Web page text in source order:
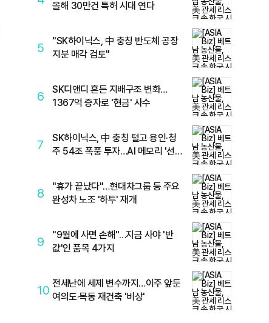
올해 30만건 특허 시대 연다
5
"SK하이닉스, 中 충칭 반도체 공장
지분 매각 검토"
6
SK디앤디 흔든 지배구조 변화…
1367억 증자로 '현금' 사수
7
SK하이닉스, 中 충칭 털고 용인·청
주 54조 폭풍 투자…AI 메모리 '선택
8
"휴가 끝났다"…현대차그룹 등 주요
완성차 노조 '하투' 재개
9
"9월에 사면 손해"…지금 사야 '반
값'인 품목 4가지
10 전세난에 세제 변수까지…이주 앞둔
여의도·목동 재건축 '비상'